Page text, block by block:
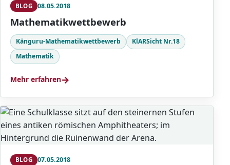
BLOG 08.05.2018
Mathematikwettbewerb
Känguru-Mathematikwettbewerb
KlARSicht Nr.18
Mathematik
Mehr erfahren→
BLOG 07.05.2018